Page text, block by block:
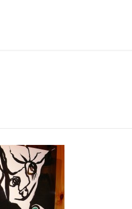
r2549115/public_html/